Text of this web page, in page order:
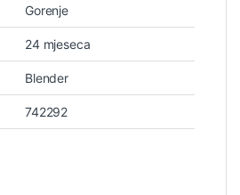
Gorenje
24 mjeseca
Blender
742292